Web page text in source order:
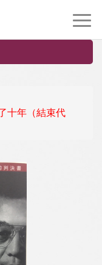
十年（結束代